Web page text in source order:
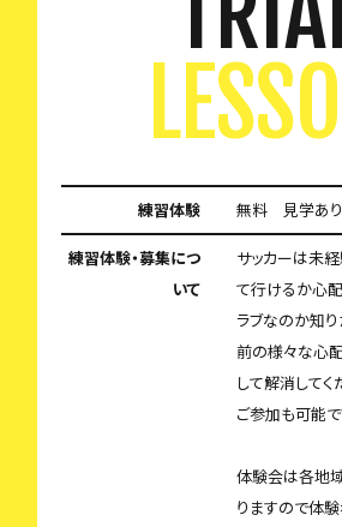
練習体験 無料 見学あり
練習体験・募集につ
いて
サッカーは未
て行けるか心
ラブなのか知り
前の様々な心
して解消して
ご参加も可能で
体験会は各地
りますので体